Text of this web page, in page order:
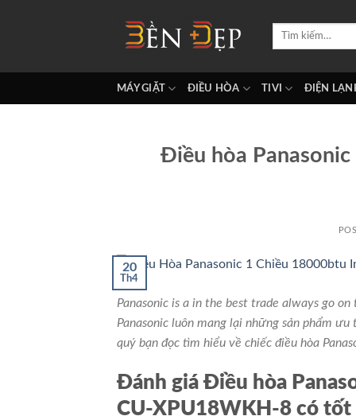
Tìm
MÁY GIẶT ĐIỀU HÒA TIVI ĐIỆN
Điều hòa
20
Th4
Panasonic is a in the best trade always go
Panasonic luôn mang lại những sản phẩm
quý bạn đọc tìm hiểu về chiếc điều hòa
Đánh giá Điều hòa
CU-XPU18WKH-8 có tốt